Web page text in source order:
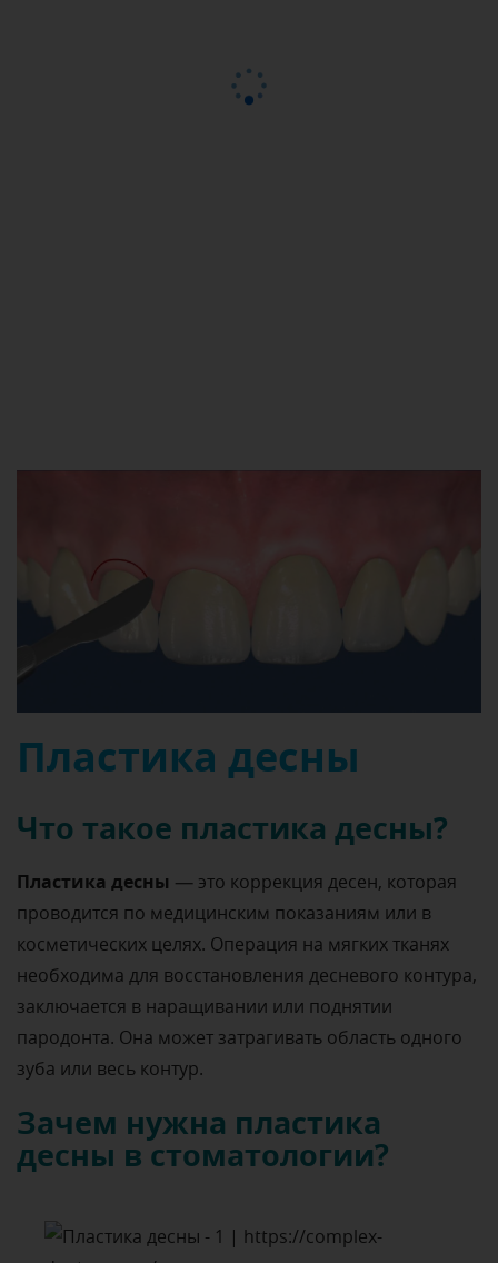
Пластика десны
Что такое пластика десны?
Пластика десны — это коррекция десен, которая
проводится по медицинским показаниям или в
косметических целях. Операция на мягких тканях
необходима для восстановления десневого контура,
заключается в наращивании или поднятии
пародонта. Она может затрагивать область одного
зуба или весь контур.
Зачем нужна пластика
десны в стоматологии?